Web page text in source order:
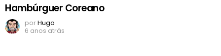
Hambúrguer Coreano
porHugo
6 anos atrás